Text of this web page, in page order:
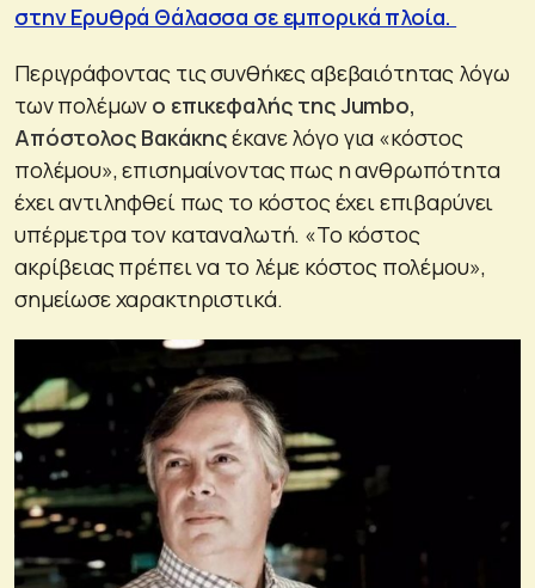
στην Ερυθρά Θάλασσα σε εμπορικά πλοία.
Περιγράφοντας τις συνθήκες αβεβαιότητας λόγω
των πολέμων ο επικεφαλής της Jumbo,
Απόστολος Βακάκηςέκανε λόγο για «κόστος
πολέμου», επισημαίνοντας πως η ανθρωπότητα
έχει αντιληφθεί πως το κόστος έχει επιβαρύνει
υπέρμετρα τον καταναλωτή. «Το κόστος
ακρίβειας πρέπει να το λέμε κόστος πολέμου»,
σημείωσε χαρακτηριστικά.